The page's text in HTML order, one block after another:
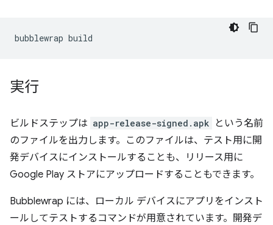
bubblewrap
実行
ビルドステップは app-release-signed.apk
という名前
のファイルを出力します。このファイルは、テスト用に開
発デバイスにインストールすることも、リリース用に
Google Play ストアにアップロードすることもできます。
Bubblewrap には、ローカル デバイスにアプリをインスト
ールしてテストするコマンドが用意されています。開発デ